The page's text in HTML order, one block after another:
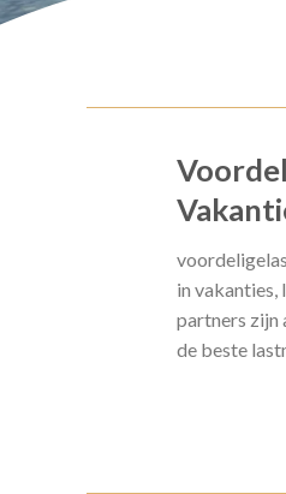
in vakanties,
partners zijn
de beste